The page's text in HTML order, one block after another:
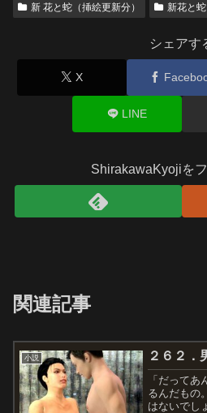
新 花と蛇（挿絵更新分） 新花と蛇
シェアす
X
LINE
ShirakawaKyojiを
関連記事
小説 ２６２．
「だってあ
るんだもの
はないでし